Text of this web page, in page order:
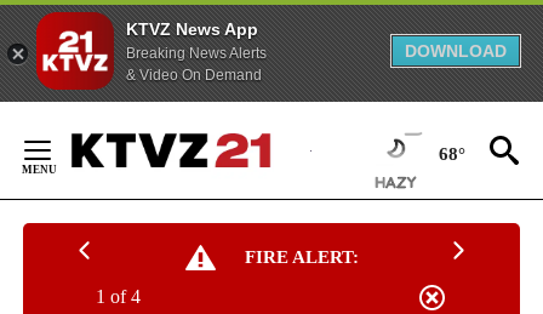
KTVZ News App
Breaking News Alerts
& Video On Demand
DOWNLOAD
Content
68°
FIRE ALERT:
1 of 4